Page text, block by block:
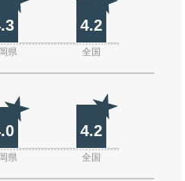
4.2
県 全国
4.2
県 全国